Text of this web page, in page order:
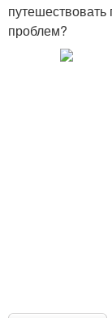
проблем?